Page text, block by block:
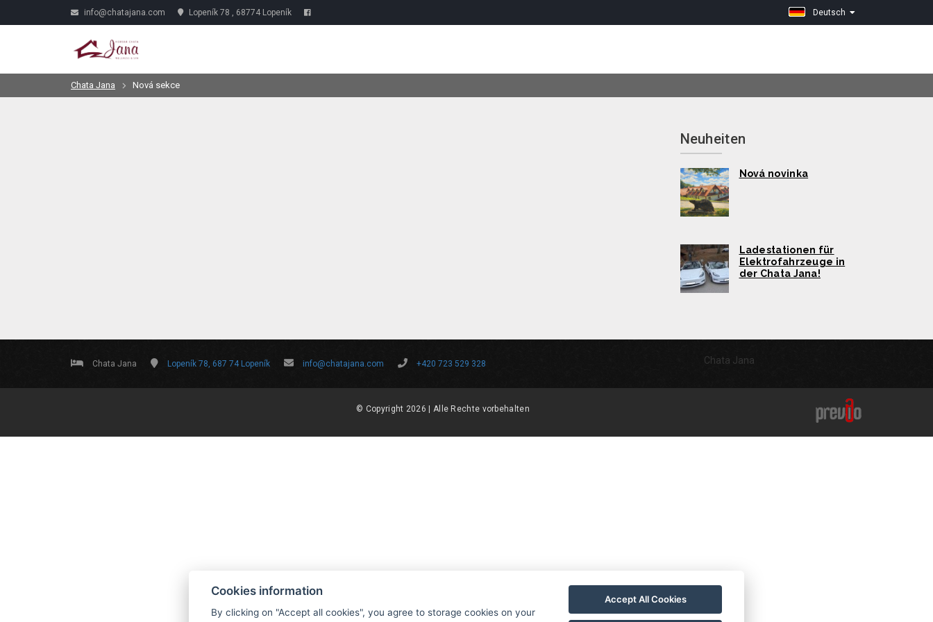
info@chatajana.com Lopeník 78 , 68774 Lopeník Deutsch
Chata Jana Nová sekce
Neuheiten
Nová novinka
Ladestationen für
Elektrofahrzeuge in
der Chata Jana!
Chata Jana Lopeník 78, 687 74 Lopeník info@chatajana.com +420 723 529 328 Chata Jana
© Copyright 2026 | Alle Rechte vorbehalten
Cookies information
By clicking on "Accept all cookies", you agree to storage cookies on your
Accept All Cookies